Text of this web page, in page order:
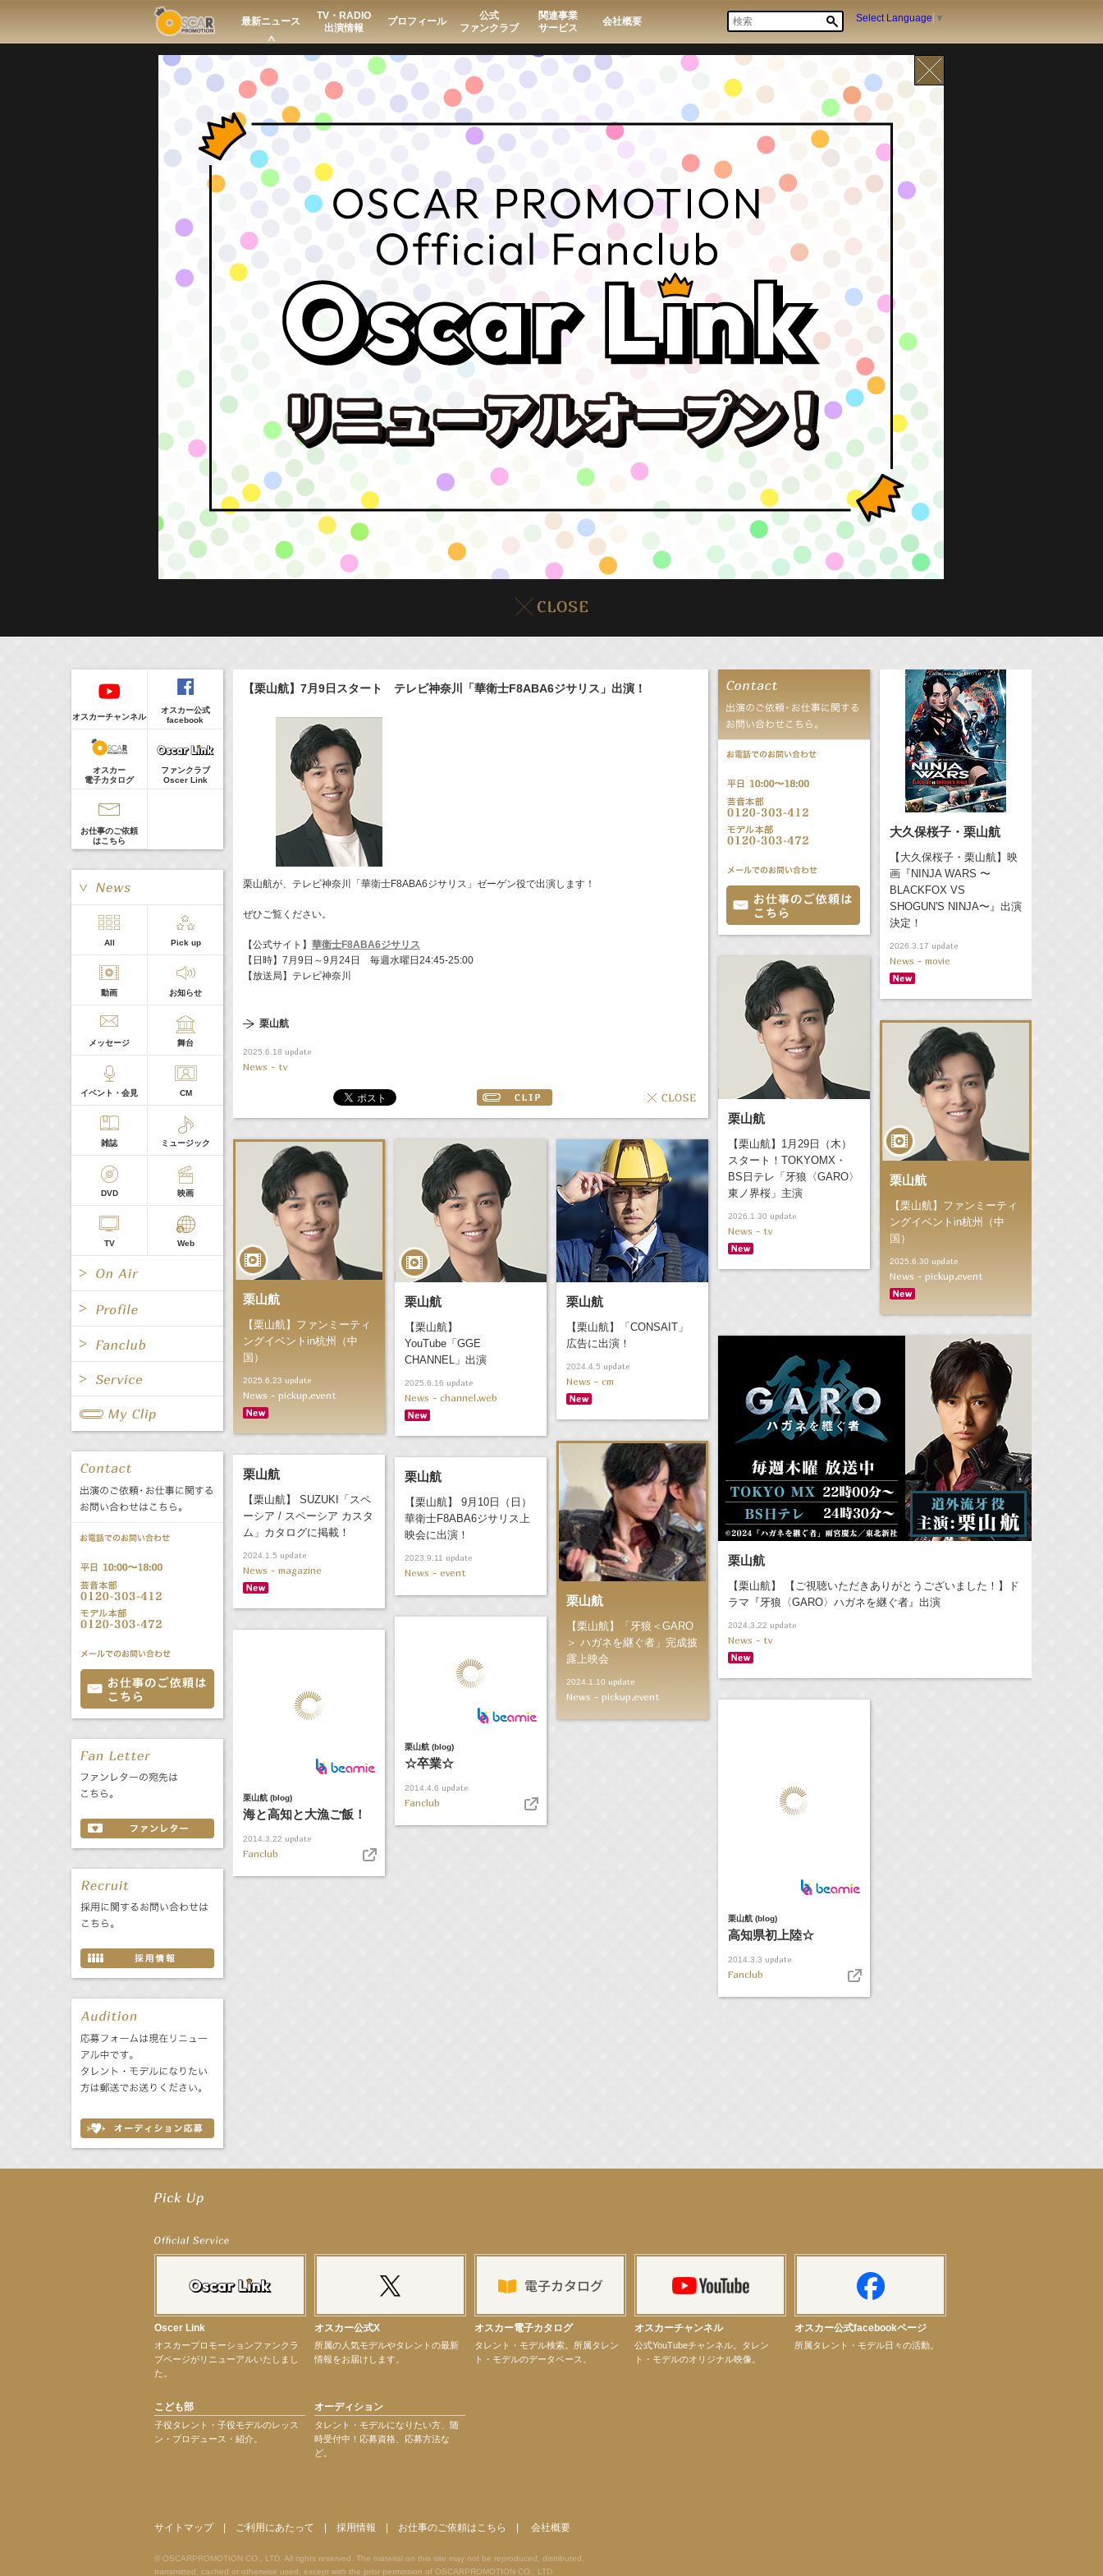
最新ニュース
TV・RADIO
出演情報
プロフィール
公式
ファンクラブ
関連事業
サービス
会社概要 Select Language ▼
8/6(Thu)
イベント
販売情報
24:00-24:30(TV)
一緒にごはんをたべるだけ
> More
【栗山航】7月9日スタート テレビ神奈川「華衛士F8ABA6ジサリス」出演！
栗山航が、テレビ神奈川「華衛士F8ABA6ジサリス」ゼーゲン役で出演します！
ぜひご覧ください。
【公式サイト】 華衛士F8ABA6ジサリス
【日時】7月9日～9月24日 毎週水曜日24:45-25:00
【放送局】テレビ神奈川
栗山航
2025.6.18 update
News - tv
大久保桜子・栗山航
【大久保桜子・栗山航】映
画『NINJA WARS 〜
BLACKFOX VS
SHOGUN'S NINJA〜』出演
決定！
2026.3.17 update
News - movie
栗山航
【栗山航】1月29日（木）
スタート！TOKYOMX・
BS日テレ「牙狼〈GARO〉
東ノ界桜」主演
2026.1.30 update
News - tv
栗山航
【栗山航】ファンミーティ
ングイベントin杭州（中
国）
2025.6.30 update
News - pickup,event
栗山航
【栗山航】ファンミーティ
ングイベントin杭州（中
国）
2025.6.23 update
News - pickup,event
栗山航
【栗山航】
YouTube「GGE
CHANNEL」出演
2025.6.16 update
News - channel,web
栗山航
【栗山航】「CONSAIT」
広告に出演！
2024.4.5 update
News - cm
栗山航
【栗山航】 【ご視聴いただきありがとうございました！】ド
ラマ『牙狼〈GARO〉ハガネを継ぐ者』出演
2024.3.22 update
News - tv
栗山航
【栗山航】「牙狼＜GARO
＞ ハガネを継ぐ者」完成披
露上映会
2024.1.10 update
News - pickup,event
栗山航
【栗山航】 SUZUKI「スペ
ーシア / スペーシア カスタ
ム」カタログに掲載！
2024.1.5 update
News - magazine
栗山航
【栗山航】 9月10日（日）
華衛士F8ABA6ジサリス上
映会に出演！
2023.9.11 update
News - event
栗山航 (blog)
☆卒業☆
2014.4.6 update
Fanclub
栗山航 (blog)
海と高知と大漁ご飯！
2014.3.22 update
Fanclub
栗山航 (blog)
高知県初上陸☆
2014.3.3 update
Fanclub
オスカーチャンネル
オスカー公式
facebook
オスカー
電子カタログ
ファンクラブ
Oscer Link
お仕事のご依頼
はこちら
All Pick up
動画 お知らせ
メッセージ 舞台
イベント・会見 CM
雑誌 ミュージック
DVD 映画
TV Web
Radio
Radio
All 女優/タレント
グループ
キャスター/レポーター
バラエティ 声優
文化事業部 クリエイター
誕生日 8/6
あ か
さ
た
な
は
ま
や
ら
わ
All Fanclub Page
All 関連事業
公式サービス
【武井咲】ENFÖLD 2026 PF/FW archetypeに登場！
【elfin’】7thシングル『全世界』がFMたいはくでO.A.決定♪
【elfin’】8月16日（日）「全世界」発売記念イベント決定！
【elfin’】7thシングル『全世界』がFM TANABEでO.A.決定♪
【昆虫ハンター牧田習】8月13日（木）プライムツリー赤池「ふれあい昆虫フェスティバル」トークショーゲスト出演！
【定本楓馬】WEB DIGVII 連載企画『東京23時』に登場！
【elfin’】7thシングル『全世界』がFMふくろうでパワープレイO.A.決定
【上戸彩】「サントリードリームマッチ2026」 始球式
【上戸彩】サントリー「−196」新CM出演！
【elfin’】【辻美優】8月28日（金）「辻美優(elfin’)グレイテスト・ショー」に出演決定！
【elfin’】9月27日（日）「Beauty Voice Theater Reboot Vol.3」開催決定！
【本田紗来】「Ray」9月号発売中！
【宇垣美里】「マンガ【推しの子】展‐星のキセキ‐」オープニングイベント
Oscer Link
オスカープロモーションファンクラ
ブページがリニューアルいたしまし
た。
オスカー公式X
所属の人気モデルやタレントの最新
情報をお届けします。
オスカー電子カタログ
タレント・モデル検索。所属タレン
ト・モデルのデータベース。
オスカーチャンネル
公式YouTubeチャンネル。タレン
ト・モデルのオリジナル映像。
オスカー公式facebookページ
所属タレント・モデル日々の活動。
こども部
子役タレント・子役モデルのレッス
ン・プロデュース・紹介。
オーディション
タレント・モデルになりたい方、随
時受付中！応募資格、応募方法な
ど。
サイトマップ| ご利用にあたって 採用情報 お仕事のご依頼はこちら 会社概要
© OSCARPROMOTION CO., LTD. All rights reserved. The material on this site may not be reproduced, distributed,
transmitted, cached or otherwise used, except with the prior permission of OSCARPROMOTION CO., LTD.
Regular
Guest
本日の出演
CLIP